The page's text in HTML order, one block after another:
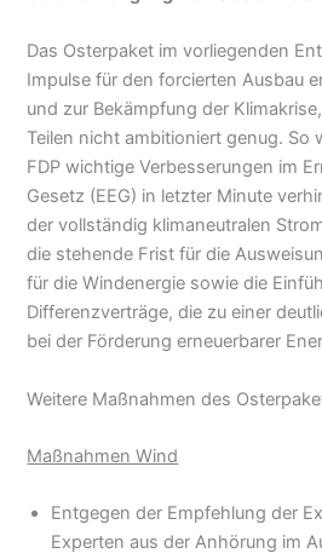
Das Osterpaket im vorliegenden
Impulse für den forcierten Ausbau
und zur Bekämpfung der
Teilen nicht ambitioniert genug. So
FDP wichtige Verbesserungen im
Gesetz (EEG) in letzter Minute
der vollständig klimaneutralen
die stehende Frist für die
für die Windenergie sowie die
Differenzverträge, die zu einer
bei der Förderung erneuerbarer
Weitere Maßnahmen des
Maßnahmen Wind
Entgegen der Empfehlung der
Experten aus der Anhörung im